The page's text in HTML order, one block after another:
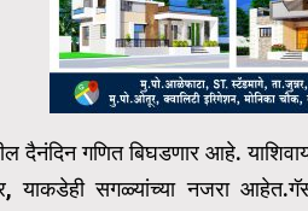
दैनंदिन गणित बिघडणार आहे.
याकडेही सगळ्यांच्या नजरा